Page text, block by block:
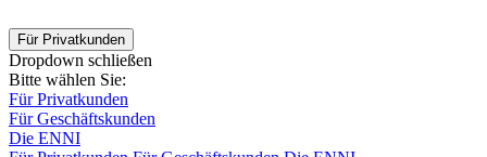
Für Privatkunden
Dropdown schließen
Bitte wählen Sie:
Für Privatkunden
Für Geschäftskunden
Die ENNI